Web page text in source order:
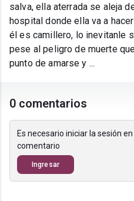
salva, ella aterrada se aleja
hospital donde ella va a
él es camillero, lo inevitanle
pese al peligro de muerte
punto de amarse y ...
0 comentarios
Es necesario iniciar la sesión
comentario
Ingresar